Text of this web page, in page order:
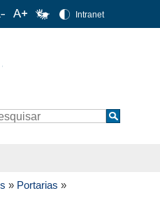
Intranet
» Portarias »